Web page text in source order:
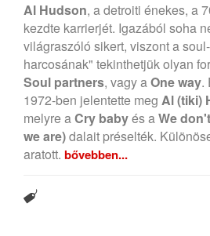
Al Hudson, a detroiti énekes, a
kezdte karrierjét. Igazából soha
világraszóló sikert, viszont a
harcosának" tekinthetjük olyan
Soul partners, vagy aOne way.
1972-ben jelentette meg Al (tiki)
melyre aCry babyés aWe
we are)dalait préselték.
aratott. bővebben...